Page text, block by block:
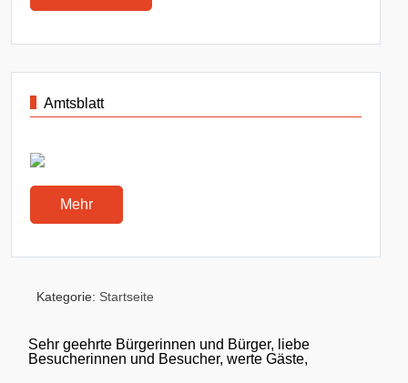
Amtsblatt
Mehr
Kategorie: Startseite
Sehr geehrte Bürgerinnen und Bürger, liebe
Besucherinnen und Besucher, werte Gäste,